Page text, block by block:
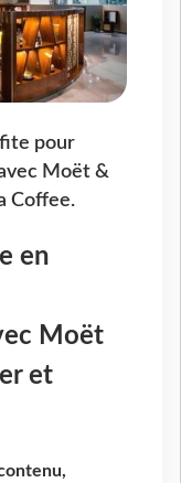
pour
Moët &
Coffee.
en
Moët
et